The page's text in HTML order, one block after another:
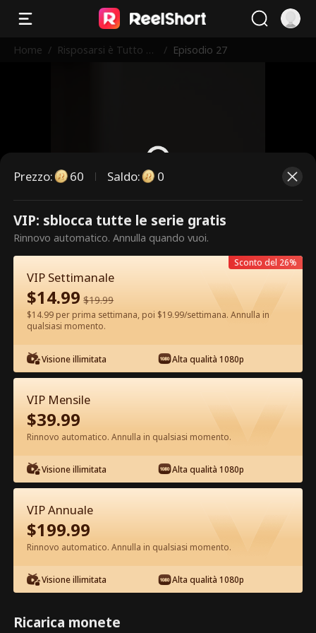
Home / Risposarsi è Tutto Ci
/ Episodio 27
Questi sono episodi a pagamento.
Sblocca per guardare.
Episodio 27 - Risposarsi è Tutto Ciò
che Vuole Film completo
1-50 51-92 Tutti gli episodi
27 28 30
Prezzo: 60 Saldo: 0
VIP: sblocca tutte le serie gratis
Rinnovo automatico. Annulla quando vuoi.
VIP Settimanale
$14.99 $19.99
$14.99 per prima settimana, poi $19.99/settimana. Annulla in
qualsiasi momento.
Visione illimitata Alta qualità 1080p
Sconto del 26%
VIP Mensile
$39.99
Rinnovo automatico. Annulla in qualsiasi momento.
Visione illimitata Alta qualità 1080p
VIP Annuale
$199.99
Rinnovo automatico. Annulla in qualsiasi momento.
Visione illimitata Alta qualità 1080p
Ricarica monete